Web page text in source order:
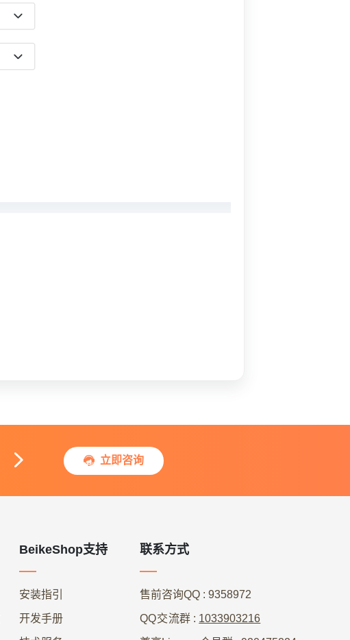
  立即咨询
BeikeShop支持
安装指引
开发手册
联系方式
售前咨询QQ : 9358972
QQ交流群 : 1033903216